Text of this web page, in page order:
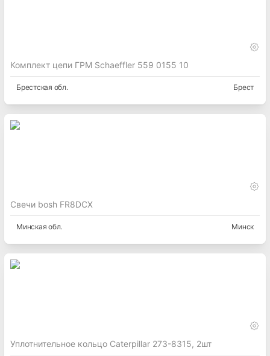
Комплект цепи ГРМ Schaeffler 559 0155 10
Брестская обл. Брест
Свечи bosh FR8DCX
Минская обл. Минск
Уплотнительное кольцо Caterpillar 273-8315, 2шт